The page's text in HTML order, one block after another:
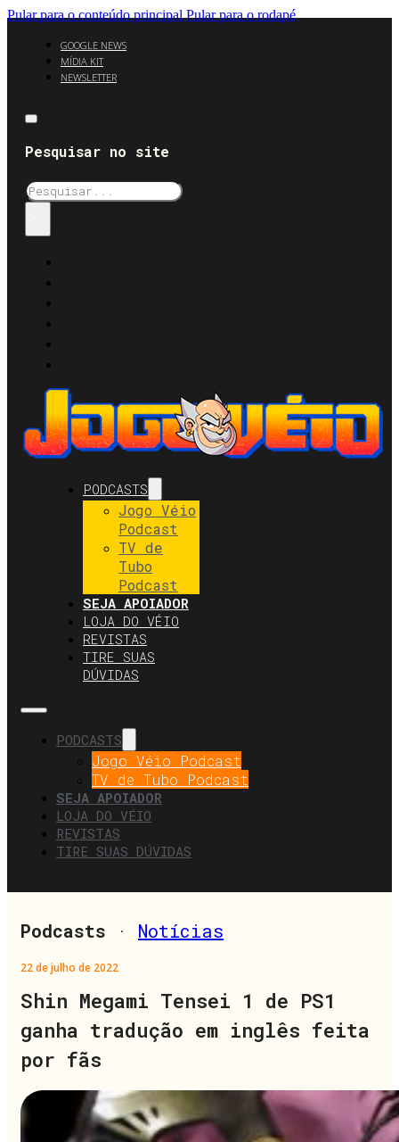
Pular para o conteúdo principal Pular para o rodapé
GOOGLE NEWS
MÍDIA KIT
NEWSLETTER
Pesquisar no site
Pesquisar
PODCASTS
Jogo Véio
Podcast
TV de
Tubo
Podcast
SEJA APOIADOR
LOJA DO VÉIO
REVISTAS
TIRE SUAS
DÚVIDAS
PODCASTS
Jogo Véio Podcast
TV de Tubo Podcast
SEJA APOIADOR
LOJA DO VÉIO
REVISTAS
TIRE SUAS DÚVIDAS
Podcasts · Notícias
22 de julho de 2022
Shin Megami Tensei 1 de PS1
ganha tradução em inglês feita
por fãs